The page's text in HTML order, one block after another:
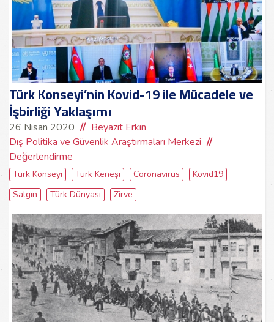
Türk Konseyi’nin Kovid-19 ile Mücadele ve
İşbirliği Yaklaşımı
26 Nisan 2020
Beyazıt Erkin
Dış Politika ve Güvenlik Araştırmaları Merkezi
Değerlendirme
Türk Konseyi Türk Keneşi Coronavirüs
Kovid19
Salgın
Türk Dünyası Zirve